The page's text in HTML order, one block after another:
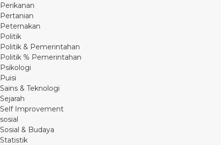
Perikanan
Pertanian
Peternakan
Politik
Politik & Pemerintahan
Politik % Pemerintahan
Psikologi
Puisi
Sains & Teknologi
Sejarah
Self Improvement
sosial
Sosial & Budaya
Statistik